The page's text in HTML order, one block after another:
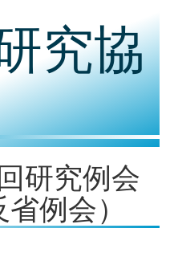
究協
研究例会
例会）